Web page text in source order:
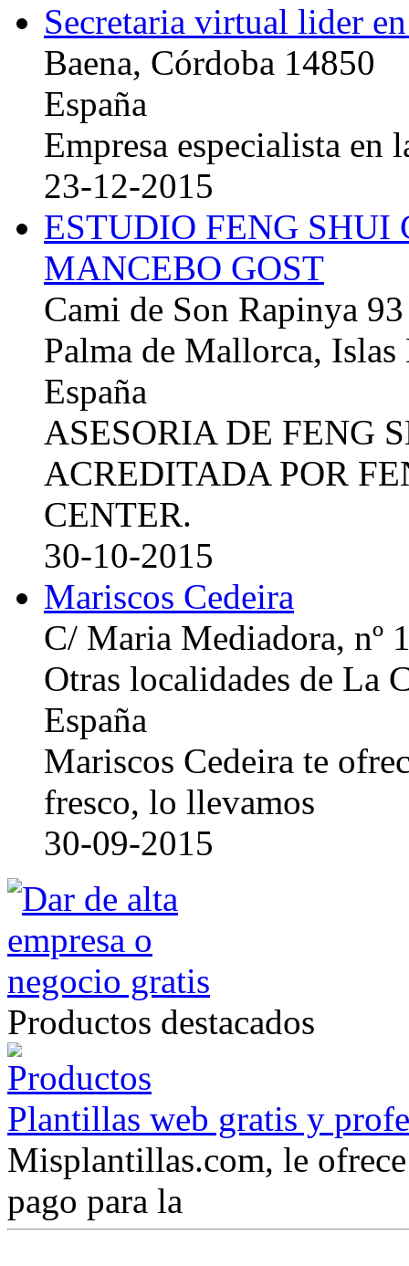
Secretaria virtual lider
Baena, Córdoba 14850
España
Empresa especialista en
23-12-2015
ESTUDIO FENG
MANCEBO GOST
Cami de Son Rapinya 93
Palma de Mallorca, Islas
España
ASESORIA DE FENG
ACREDITADA POR
CENTER.
30-10-2015
Mariscos Cedeira
C/ Maria Mediadora, nº
Otras localidades de La
España
Mariscos Cedeira te
fresco, lo llevamos
30-09-2015
Productos destacados
Plantillas web gratis y
Misplantillas.com, le
pago para la